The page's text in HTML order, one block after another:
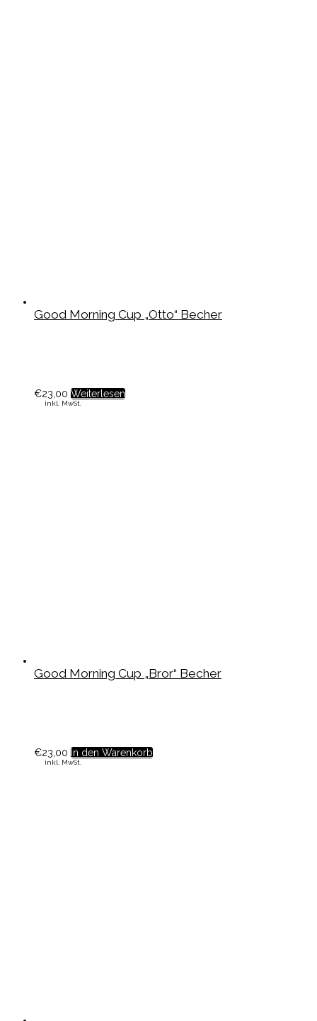
Good Morning Cup „Otto“ Becher
€23,00 Weiterlesen
inkl. MwSt.
Good Morning Cup „Bror“ Becher
€23,00 In den Warenkorb
inkl. MwSt.